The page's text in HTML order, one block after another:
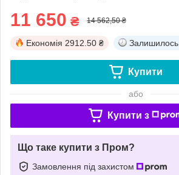
11 650 ₴ 14 562,50 ₴
Економія 2912.50 ₴ Залишилось
Купити
або
Купити з
Що таке купити з Пром?
Замовлення під захистом